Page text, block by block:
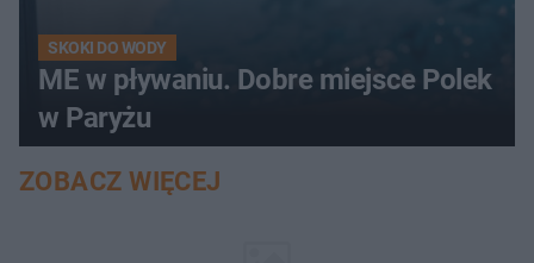
SKOKI DO WODY
ME w pływaniu. Dobre miejsce Polek
w Paryżu
ZOBACZ WIĘCEJ